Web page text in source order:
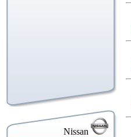
Nissan